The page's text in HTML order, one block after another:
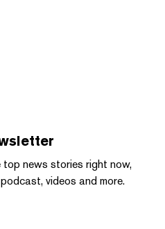
news stories right now,
videos and more.